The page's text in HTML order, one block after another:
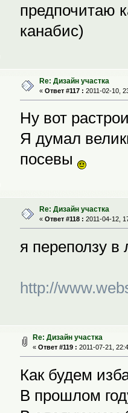
предпочитаю
канабис)
Re: Дизайн участка
« Ответ #117 : 2011-02-10,
Ну вот
Я думал
посевы
Re: Дизайн участка
« Ответ #118 : 2011-04-12,
я переползу
http://
Re: Дизайн участка
« Ответ #119 : 2011-07-21,
Как будем
В прошлом